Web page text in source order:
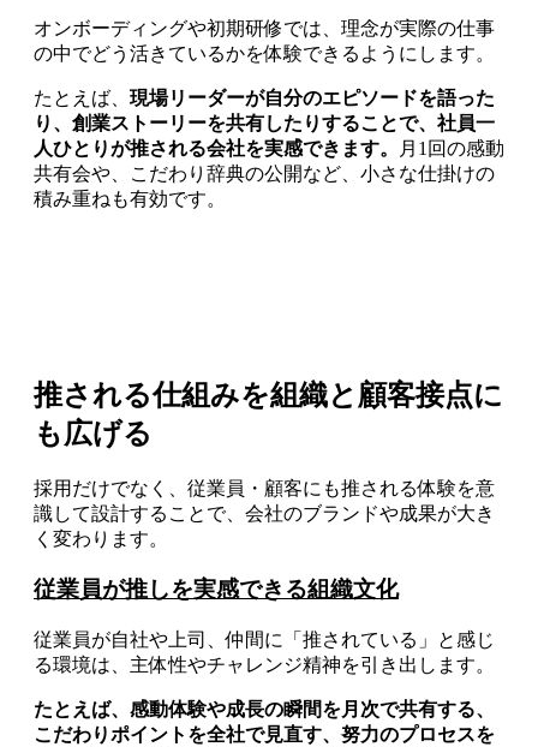
オンボーディングや初期研修では、理念が実際の仕事
の中でどう活きているかを体験できるようにします。
たとえば、 現場リーダーが自分のエピソードを語った
り、創業ストーリーを共有したりすることで、社員一
人ひとりが推される会社を実感できます。
月1回の感動
共有会や、こだわり辞典の公開など、小さな仕掛けの
積み重ねも有効です。
推される仕組みを組織と顧客接点に
も広げる
採用だけでなく、従業員・顧客にも推される体験を意
識して設計することで、会社のブランドや成果が大き
く変わります。
従業員が推しを実感できる組織文化
従業員が自社や上司、仲間に「推されている」と感じ
る環境は、主体性やチャレンジ精神を引き出します。
たとえば、感動体験や成長の瞬間を月次で共有する、
こだわりポイントを全社で見直す、努力のプロセスを